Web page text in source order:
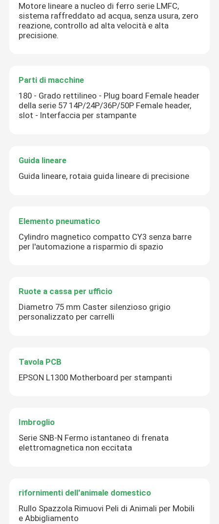
Motore lineare a nucleo di ferro serie LMFC,
sistema raffreddato ad acqua, senza usura, zero
reazione, controllo ad alta velocità e alta
precisione.
Parti di macchine
180 - Grado rettilineo - Plug board Female header
della serie 57 14P/24P/36P/50P Female header,
slot - Interfaccia per stampante
Guida lineare
Guida lineare, rotaia guida lineare di precisione
Elemento pneumatico
Cylindro magnetico compatto CY3 senza barre
per l'automazione a risparmio di spazio
Ruote a cassa per ufficio
Diametro 75 mm Caster silenzioso grigio
personalizzato per carrelli
Tavola PCB
EPSON L1300 Motherboard per stampanti
Imbroglio
Serie SNB-N Fermo istantaneo di frenata
elettromagnetica non eccitata
rifornimenti dell'animale domestico
Rullo Spazzola Rimuovi Peli di Animali per Mobili
e Abbigliamento